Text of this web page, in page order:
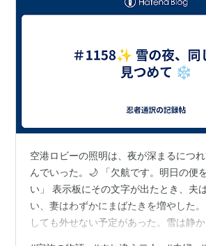
空港ロビーの照明は、夜が深まるにつ
んでいった。🌙 「欠航です。明日の便
い」 表示板にその文字が出たとき、夫
い、妻はわずかにまばたきを増やした
しても外せない予定があった。雪は静